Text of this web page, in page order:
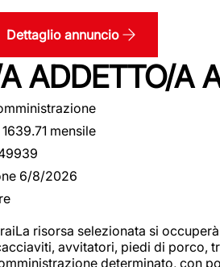
Dettaglio annuncio
ADDETTO/A
1639.71 mensile
6/8/2026
risorsa selezionata si
avvitatori, piedi di porco,
determinato, con